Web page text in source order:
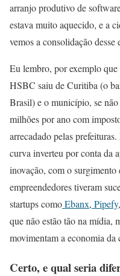
arranjo produtivo de
estava muito aquecido, e a
vemos a consolidação desse
Eu lembro, por exemplo
HSBC saiu de Curitiba (o
Brasil) e o município, se
milhões por ano com
arrecadado pelas
curva inverteu por conta da
inovação, com o
empreendedores tiveram
startups comoEbanx, Pipefy,
que não estão tão na mídia,
movimentam a economia da
Certo, e qual seria